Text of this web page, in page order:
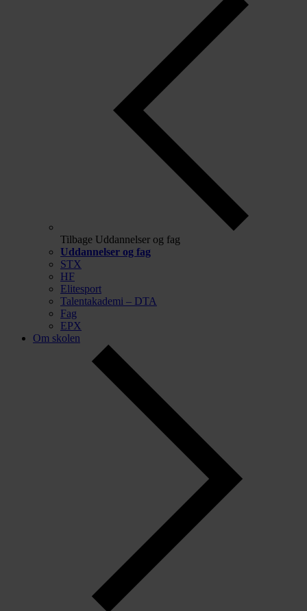
Tilbage Uddannelser og fag
Uddannelser og fag
STX
HF
Elitesport
Talentakademi – DTA
Fag
EPX
Om skolen